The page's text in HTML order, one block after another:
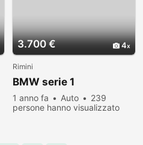
3.700 € 4
Rimini
BMW serie 1
1 anno fa Auto
239
persone hanno visualizzato